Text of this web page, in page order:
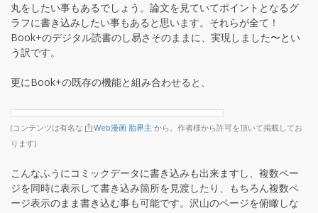
丸をしたい事もあるでしょう。論文を見ていてポイントとなるグ
ラフに書き込みしたい事もあると思います。それらが全て！
Book+のデジタル読書のし易さそのままに、実現しました〜とい
う訳です。
更にBook+の既存の機能と組み合わせると、
(コンテンツは有名な Web漫画 胎界主 から。作者様から許可を頂いて掲載してお
ります)
こんなふうにコミックデータに書き込みも出来ますし、複数ペー
ジを同時に表示して書き込み箇所を見渡したり、もちろん複数ペ
ージ表示のまま書き込む事も可能です。沢山のページを俯瞰しな